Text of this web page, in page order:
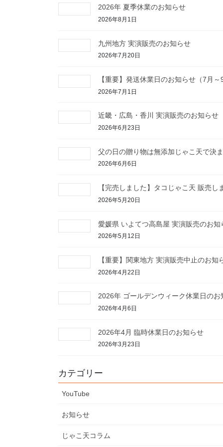
2026年 夏季休業のお知らせ
2026年8月1日
九州地方 実演販売のお知らせ
2026年7月20日
【重要】発送休業日のお知らせ（7月～9
2026年7月1日
近畿・広島・香川 実演販売のお知らせ
2026年6月23日
父の日の贈り物は無添加じゃこ天で決ま
2026年6月6日
【完売しました】タコじゃこ天 販売し
2026年5月20日
愛媛県 いよてつ高島屋 実演販売のお知
2026年5月12日
【重要】関東地方 実演販売中止のお知
2026年4月22日
2026年 ゴールデンウィーク休業日のお
2026年4月6日
2026年4月 臨時休業日のお知らせ
2026年3月23日
カテゴリー
YouTube
お知らせ
じゃこ天コラム